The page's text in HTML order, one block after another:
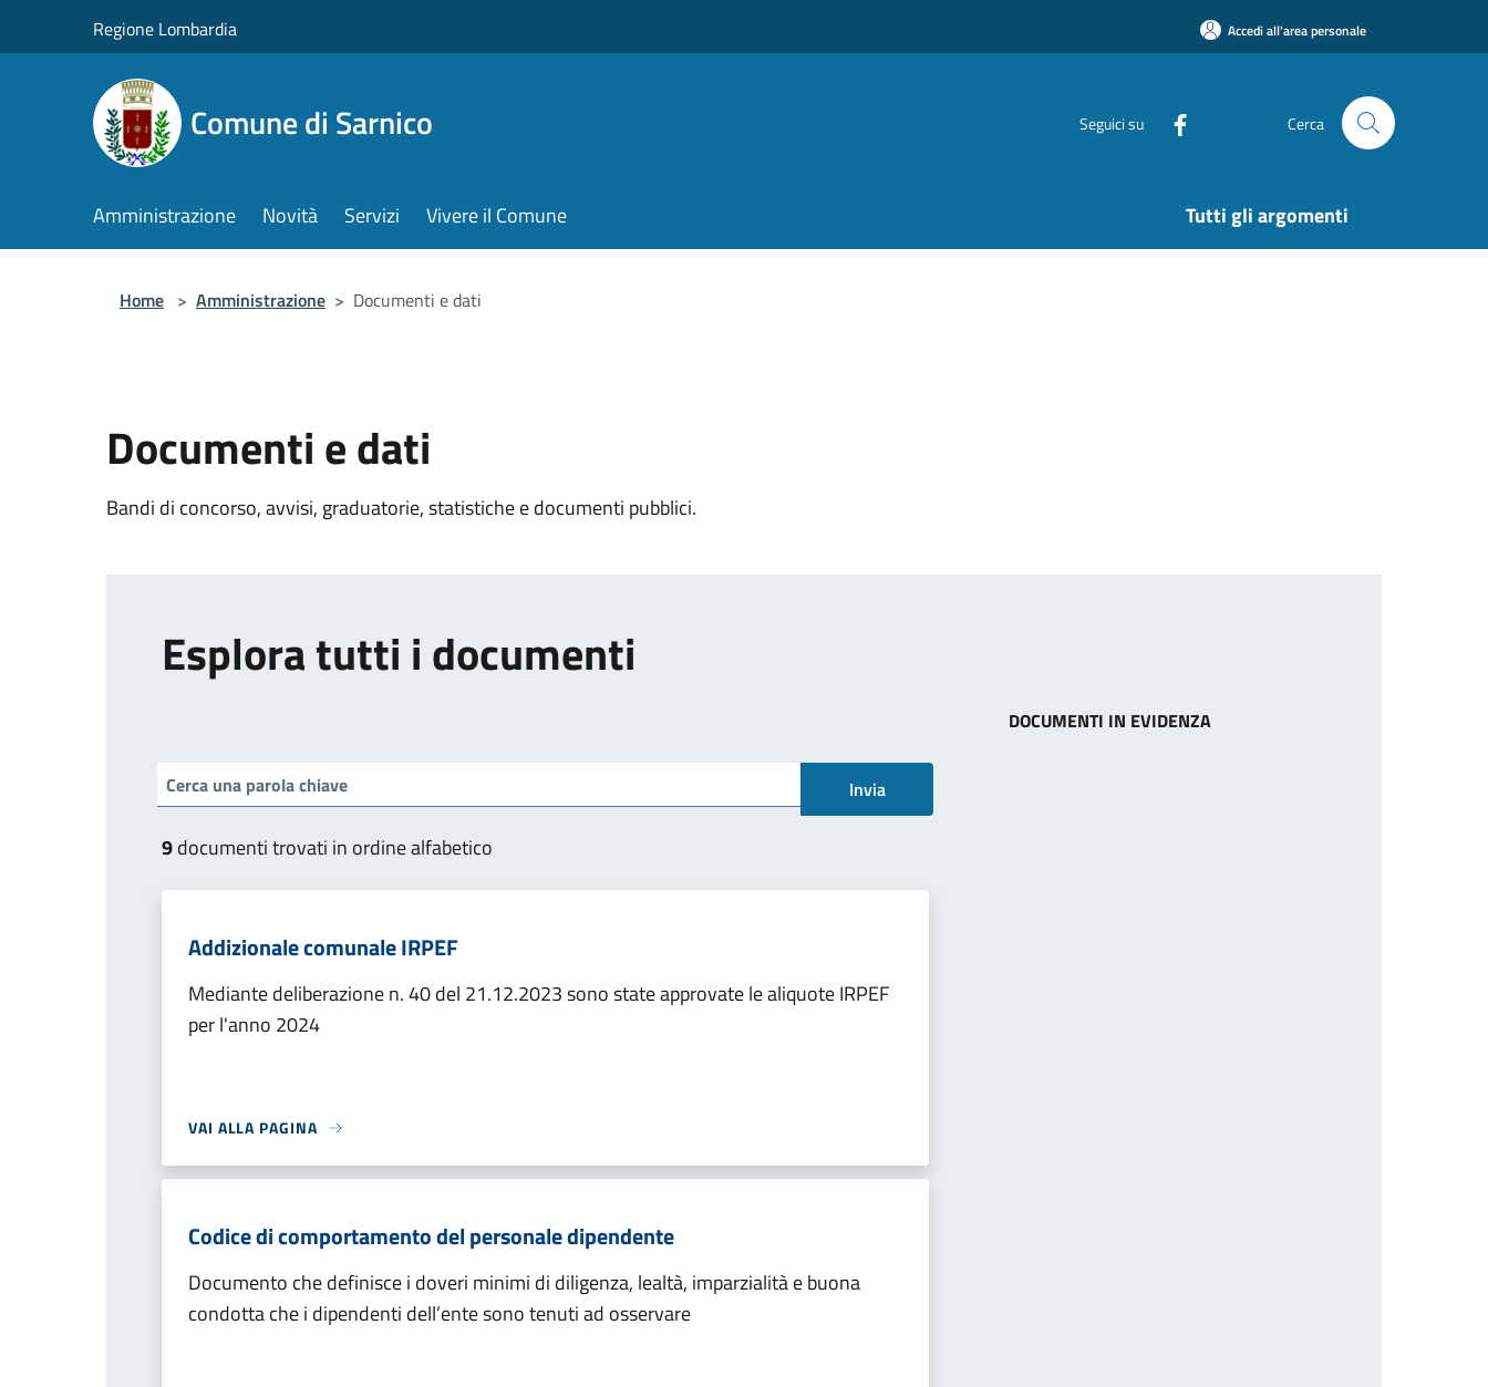
Regione Lombardia Accedi all'area personale
Comune di Sarnico Seguici su Cerca
Amministrazione Novità Servizi Vivere il Comune Tutti gli argomenti
Home > Amministrazione > Documenti e dati
Documenti e dati
Bandi di concorso, avvisi, graduatorie, statistiche e documenti pubblici.
Esplora tutti i documenti
Invia
9documenti trovati in ordine alfabetico
Addizionale comunale IRPEF
Mediante deliberazione n. 40 del 21.12.2023 sono state approvate le aliquote IRPEF
per l'anno 2024
VAI ALLA PAGINA
Codice di comportamento del personale dipendente
Documento che definisce i doveri minimi di diligenza, lealtà, imparzialità e buona
condotta che i dipendenti dell’ente sono tenuti ad osservare
DOCUMENTI IN EVIDENZA